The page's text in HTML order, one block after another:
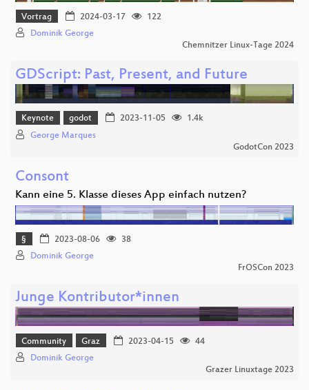
Vortrag 2024-03-17
122
Dominik George
Chemnitzer Linux-Tage 2024
GDScript: Past, Present, and Future
Keynote godot 2023-11-05
1.4k
George Marques
GodotCon 2023
Consont
Kann eine 5. Klasse dieses App einfach nutzen?
§ 2023-08-06
38
Dominik George
FrOSCon 2023
Junge Kontributor*innen
Community Graz 2023-04-15
44
Dominik George
Grazer Linuxtage 2023